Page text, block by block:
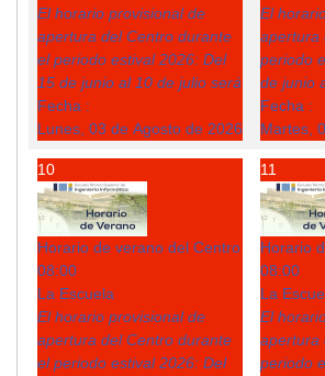
El horario provisional de
apertura del Centro durante
el periodo estival 2026: Del
15 de junio al 10 de julio será
Fecha :
Lunes, 03 de Agosto de 2026
El
apertura
periodo
de junio
Fecha :
Martes,
10
Horario de verano del Centro
08:00
La Escuela
El horario provisional de
apertura del Centro durante
el periodo estival 2026: Del
11
Horario
08:00
La
El
apertura
periodo